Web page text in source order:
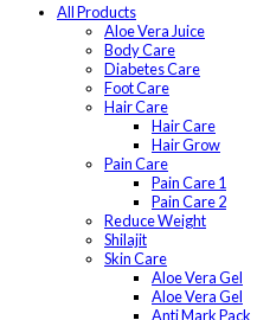
All Products
Aloe Vera Juice
Body Care
Diabetes Care
Foot Care
Hair Care
Hair Care
Hair Grow
Pain Care
Pain Care 1
Pain Care 2
Reduce Weight
Shilajit
Skin Care
Aloe Vera Gel
Aloe Vera Gel
Anti Mark Pack